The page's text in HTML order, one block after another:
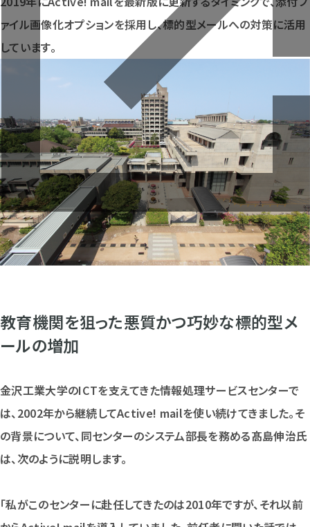
無料トライアル
お問い合わせ
ァイル画像化オプションを採用し、標的型メールへの対策に活用
しています。
教育機関を狙った悪質かつ巧妙な標的型メ
ールの増加
金沢工業大学のICTを支えてきた情報処理サービスセンターで
は、2002年から継続してActive! mailを使い続けてきました。そ
の背景について、同センターのシステム部長を務める髙島伸治氏
は、次のように説明します。
「私がこのセンターに赴任してきたのは2010年ですが、それ以前